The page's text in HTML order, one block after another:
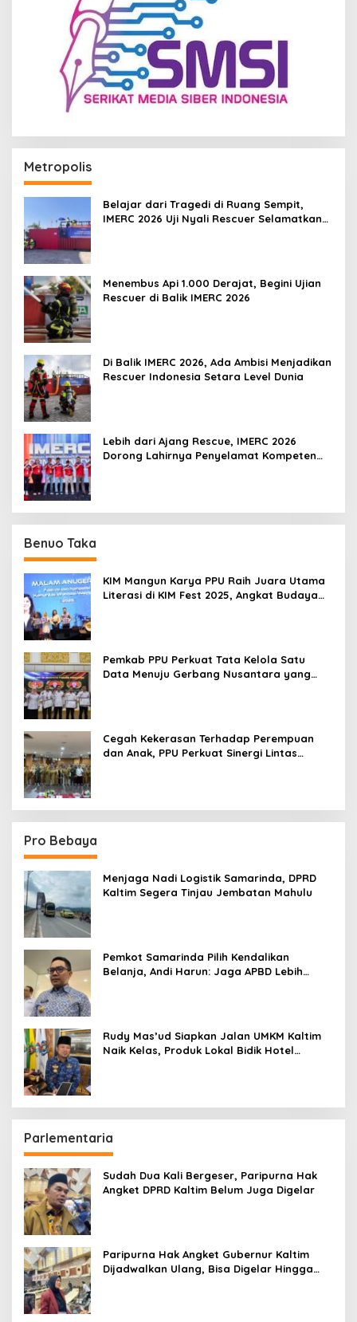
Metropolis
Belajar dari Tragedi di Ruang Sempit,
IMERC 2026 Uji Nyali Rescuer Selamatkan
Menembus Api 1.000 Derajat, Begini Ujian
Rescuer di Balik IMERC 2026
Di Balik IMERC 2026, Ada Ambisi Menjadikan
Rescuer Indonesia Setara Level Dunia
Lebih dari Ajang Rescue, IMERC 2026
Dorong Lahirnya Penyelamat Kompeten
Benuo Taka
KIM Mangun Karya PPU Raih Juara Utama
Literasi di KIM Fest 2025, Angkat Budaya
Pemkab PPU Perkuat Tata Kelola Satu
Data Menuju Gerbang Nusantara yang
Cegah Kekerasan Terhadap Perempuan
dan Anak, PPU Perkuat Sinergi Lintas
Pro Bebaya
Menjaga Nadi Logistik Samarinda, DPRD
Kaltim Segera Tinjau Jembatan Mahulu
Pemkot Samarinda Pilih Kendalikan
Belanja, Andi Harun: Jaga APBD Lebih
Rudy Mas’ud Siapkan Jalan UMKM Kaltim
Naik Kelas, Produk Lokal Bidik Hotel
Parlementaria
Sudah Dua Kali Bergeser, Paripurna Hak
Angket DPRD Kaltim Belum Juga Digelar
Paripurna Hak Angket Gubernur Kaltim
Dijadwalkan Ulang, Bisa Digelar Hingga